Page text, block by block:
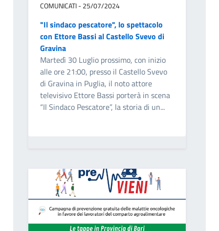
COMUNICATI - 25/07/2024
"Il sindaco pescatore", lo spettacolo
con Ettore Bassi al Castello Svevo di
Gravina
Martedì 30 Luglio prossimo, con inizio
alle ore 21:00, presso il Castello Svevo
di Gravina in Puglia, il noto attore
televisivo Ettore Bassi porterà in scena
“Il Sindaco Pescatore”, la storia di un...